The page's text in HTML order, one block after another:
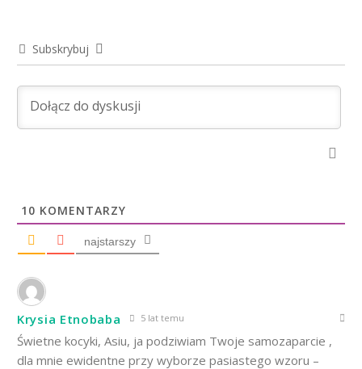
Subskrybuj
10 KOMENTARZY
najstarszy
Krysia Etnobaba 5 lat temu
Świetne kocyki, Asiu, ja podziwiam Twoje samozaparcie ,
dla mnie ewidentne przy wyborze pasiastego wzoru –